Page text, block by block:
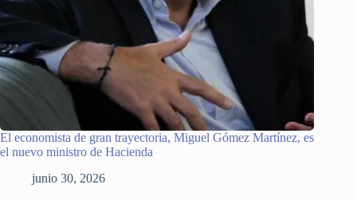
El economista de gran trayectoria, Miguel Gómez Martínez, es
el nuevo ministro de Hacienda
junio 30, 2026